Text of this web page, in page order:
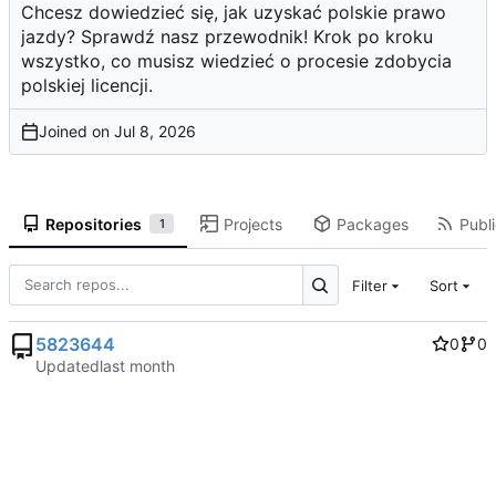
Chcesz dowiedzieć się, jak uzyskać polskie prawo
jazdy? Sprawdź nasz przewodnik! Krok po kroku
wszystko, co musisz wiedzieć o procesie zdobycia
polskiej licencji.
Joined on
Repositories 1 Projects Packages
Filter Sort
5823644 0
0
Updated